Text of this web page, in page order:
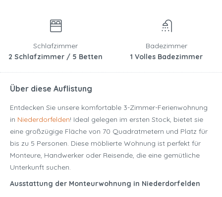
Schlafzimmer
2 Schlafzimmer / 5 Betten
Badezimmer
1 Volles Badezimmer
Über diese Auflistung
Entdecken Sie unsere komfortable 3-Zimmer-Ferienwohnung
in Niederdorfelden! Ideal gelegen im ersten Stock, bietet sie
eine großzügige Fläche von 70 Quadratmetern und Platz für
bis zu 5 Personen. Diese möblierte Wohnung ist perfekt für
Monteure, Handwerker oder Reisende, die eine gemütliche
Unterkunft suchen.
Ausstattung der Monteurwohnung in Niederdorfelden